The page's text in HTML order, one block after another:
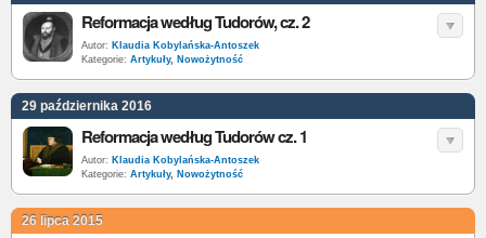
Reformacja według Tudorów, cz. 2
Autor: Klaudia Kobylańska-Antoszek
Kategorie: Artykuły, Nowożytność
29 października 2016
Reformacja według Tudorów cz. 1
Autor: Klaudia Kobylańska-Antoszek
Kategorie: Artykuły, Nowożytność
26 lipca 2015